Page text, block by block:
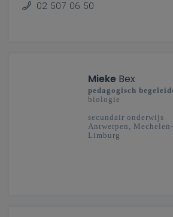
02 507 06 50
Mieke Bex
pedagogisch
biologie
secundair onderwijs
Antwerpen,
Limburg